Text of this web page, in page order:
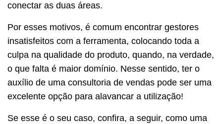
conectar as duas áreas.
Por esses motivos, é comum encontrar gestores
insatisfeitos com a ferramenta, colocando toda a
culpa na qualidade do produto, quando, na verdade,
o que falta é maior domínio. Nesse sentido, ter o
auxílio de uma consultoria de vendas pode ser uma
excelente opção para alavancar a utilização!
Se esse é o seu caso, confira, a seguir, como uma